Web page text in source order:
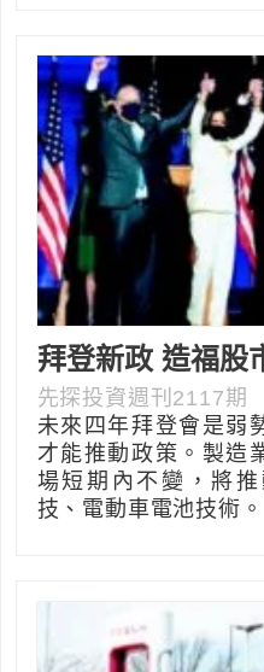
拜登新政 造福股
先探投資週刊2117期
未來四年拜登會是弱
才能推動政策。製造
場短期內不變，將
技、電動車電池技術。